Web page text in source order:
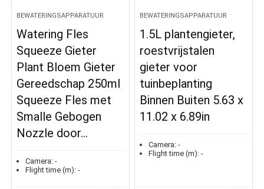
BEWATERINGSAPPARATUUR
Watering Fles
Squeeze Gieter
Plant Bloem Gieter
Gereedschap 250ml
Squeeze Fles met
Smalle Gebogen
Nozzle door…
Camera: -
Flight time (m): -
BEWATERINGSAPPARATUUR
1.5L plantengieter,
roestvrijstalen
gieter voor
tuinbeplanting
Binnen Buiten 5.63 x
11.02 x 6.89in
Camera: -
Flight time (m): -